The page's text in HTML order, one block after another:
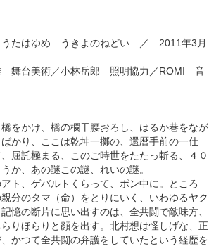
うたはゆめ うきよのねどい ／ 2011年3月
舞台美術／小林岳郎 照明協力／ROMI 音
をかけ、橋の欄干腰おろし、はるか巷をなが
かり、ここは乾坤一擲の、還暦手前の一仕
屈託極まる、このご時世をたたっ斬る、４０
か、あの謎この謎、れいの謎。
ト、ゲバルトくらって、ポン中に。ところ
分のタマ（命）をとりにいく、いわゆるヤク
憶の断片に思い出すのは、全共闘で敵味方、
りほらりと顔を出す。北村想は怪しげな、正
かつて全共闘の弁護をしていたという経歴を